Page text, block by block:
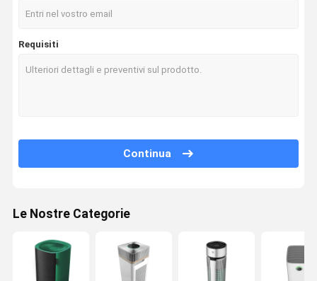
Requisiti
Continua
Le Nostre Categorie